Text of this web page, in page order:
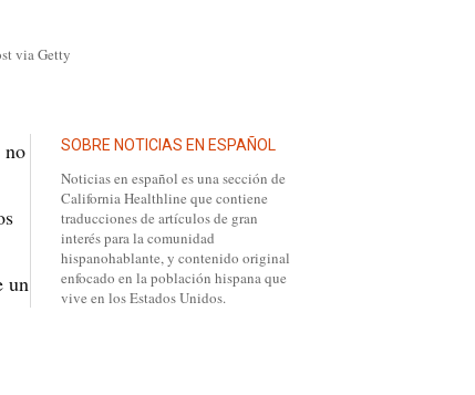
via Getty
SOBRE NOTICIAS EN ESPAÑOL
Noticias en español es una sección de
California Healthline que contiene
traducciones de artículos de gran
interés para la comunidad
hispanohablante, y contenido original
enfocado en la población hispana que
vive en los Estados Unidos.
no
un